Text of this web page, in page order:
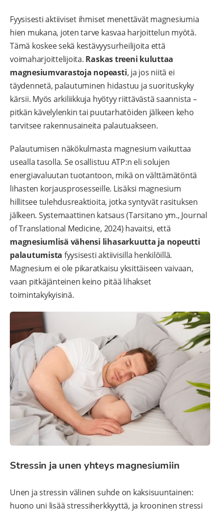
Fyysisesti aktiiviset ihmiset menettävät magnesiumia
hien mukana, joten tarve kasvaa harjoittelun myötä.
Tämä koskee sekä kestävyysurheilijoita että
voimaharjoittelijoita. Raskas treeni kuluttaa
magnesiumvarastoja nopeasti, ja jos niitä ei
täydennetä, palautuminen hidastuu ja suorituskyky
kärsii. Myös arkiliikkuja hyötyy riittävästä saannista –
pitkän kävelylenkin tai puutarhatöiden jälkeen keho
tarvitsee rakennusaineita palautuakseen.
Palautumisen näkökulmasta magnesium vaikuttaa
usealla tasolla. Se osallistuu ATP:n eli solujen
energiavaluutan tuotantoon, mikä on välttämätöntä
lihasten korjausprosesseille. Lisäksi magnesium
hillitsee tulehdusreaktioita, jotka syntyvät rasituksen
jälkeen. Systemaattinen katsaus (Tarsitano ym., Journal
of Translational Medicine, 2024) havaitsi, että
magnesiumlisä vähensi lihasarkuutta ja nopeutti
palautumista fyysisesti aktiivisilla henkilöillä.
Magnesium ei ole pikaratkaisu yksittäiseen vaivaan,
vaan pitkäjänteinen keino pitää lihakset
toimintakykyisinä.
Stressin ja unen yhteys magnesiumiin
Unen ja stressin välinen suhde on kaksisuuntainen:
huono uni lisää stressiherkkyyttä, ja krooninen stressi